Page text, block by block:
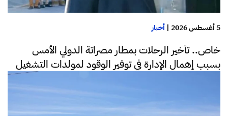
5 أغسطس 2026 | أخبار
خاص.. تأخير الرحلات بمطار مصراتة الدولي الأمس
بسبب إهمال الإدارة في توفير الوقود لمولدات التشغيل